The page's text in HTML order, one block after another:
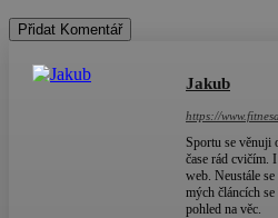
Jakub
https://
Sportu se věnuji
čase rád cvičím.
web. Neustále
mých článcích
pohled na věc.